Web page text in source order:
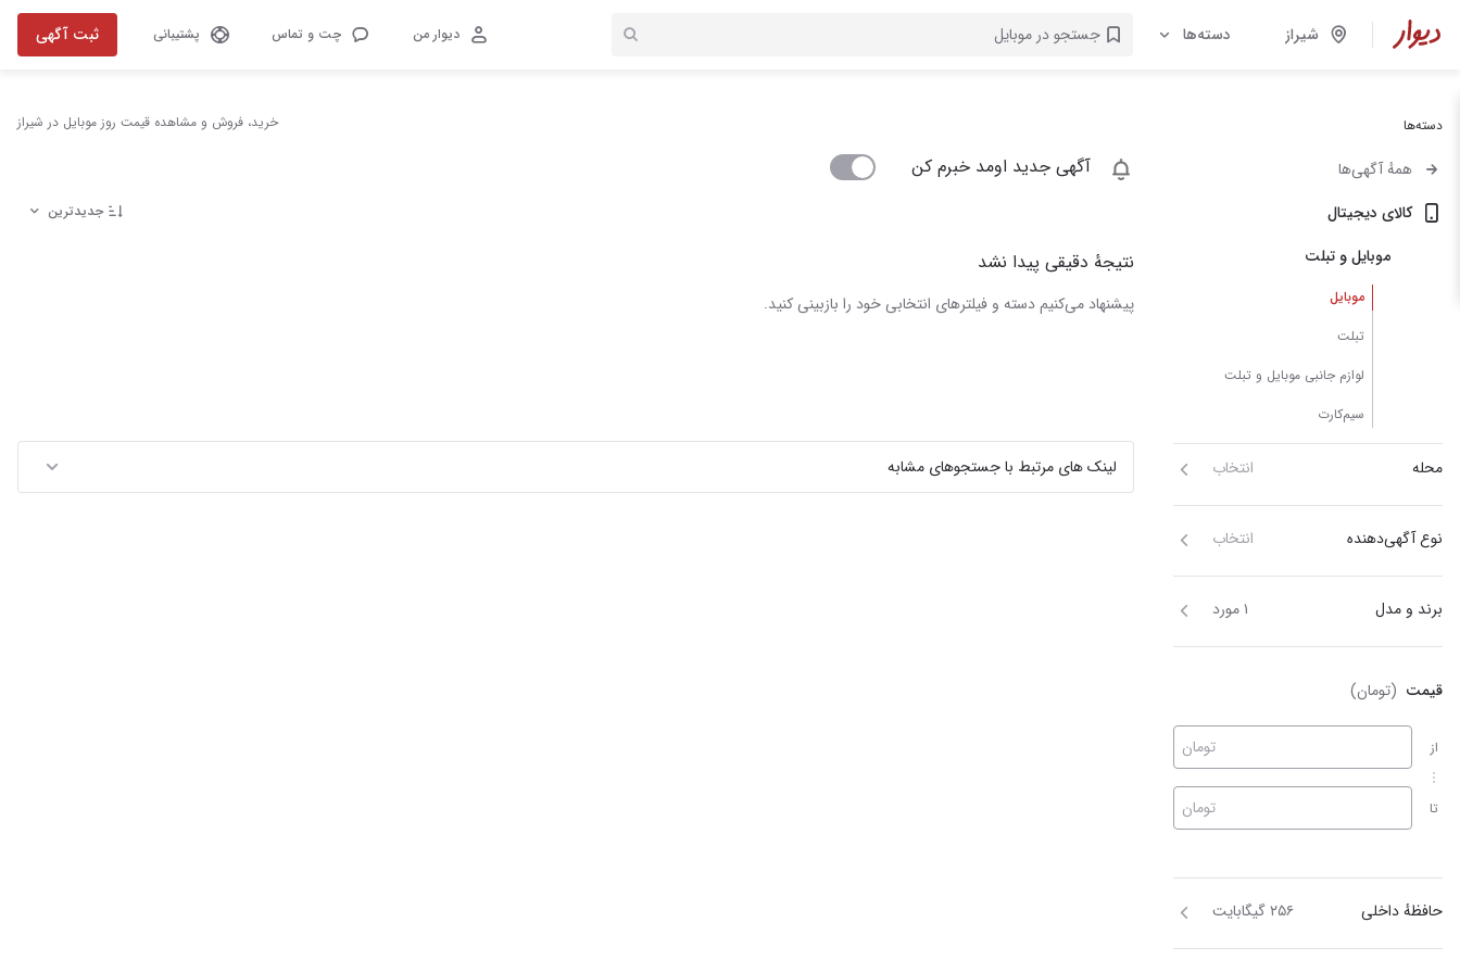
شیراز دسته‌ها دیوار من چت و تماس پشتیبانی ثبت آگهی
دسته‌ها
همهٔ آگهی‌ها
کالای دیجیتال
موبایل و تبلت
موبایل
تبلت
لوازم جانبی موبایل و تبلت
سیم‌کارت
محله انتخاب
نوع آگهی‌دهنده انتخاب
برند و مدل ۱ مورد
قیمت (تومان)
از
تا
تومان
تومان
حافظهٔ داخلی ۲۵۶ گیگابایت
خرید، فروش و مشاهده قیمت روز موبایل در شیراز
آگهی جدید اومد خبرم کن
جدیدترین
نتیجهٔ دقیقی پیدا نشد
پیشنهاد می‌کنیم دسته و فیلترهای انتخابی خود را بازبینی کنید.
لینک های مرتبط با جستجوهای مشابه